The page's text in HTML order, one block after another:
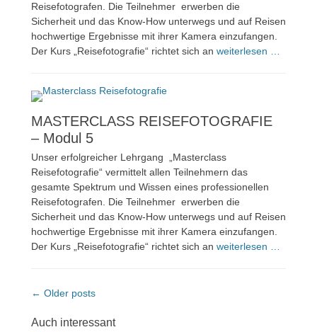
Reisefotografen. Die Teilnehmer erwerben die
Sicherheit und das Know-How unterwegs und auf Reisen
hochwertige Ergebnisse mit ihrer Kamera einzufangen.
Der Kurs „Reisefotografie“ richtet sich an weiterlesen …
MASTERCLASS REISEFOTOGRAFIE
– Modul 5
Unser erfolgreicher Lehrgang „Masterclass
Reisefotografie“ vermittelt allen Teilnehmern das
gesamte Spektrum und Wissen eines professionellen
Reisefotografen. Die Teilnehmer erwerben die
Sicherheit und das Know-How unterwegs und auf Reisen
hochwertige Ergebnisse mit ihrer Kamera einzufangen.
Der Kurs „Reisefotografie“ richtet sich an weiterlesen …
Beitragsnavigation
← Older posts
Auch interessant